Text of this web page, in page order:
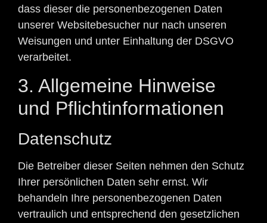
dass dieser die personenbezogenen Daten
unserer Websitebesucher nur nach unseren
Weisungen und unter Einhaltung der DSGVO
verarbeitet.
3. Allgemeine Hinweise
und Pflicht­informationen
Datenschutz
Die Betreiber dieser Seiten nehmen den Schutz
Ihrer persönlichen Daten sehr ernst. Wir
behandeln Ihre personenbezogenen Daten
vertraulich und entsprechend den gesetzlichen